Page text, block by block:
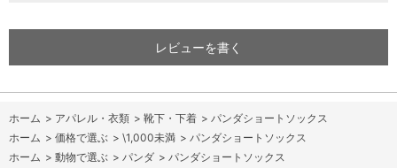
レビューを書く
ホーム > アパレル・衣類 > 靴下・下着 > パンダショートソックス
ホーム > 価格で選ぶ > \1,000未満 > パンダショートソックス
ホーム > 動物で選ぶ > パンダ > パンダショートソックス